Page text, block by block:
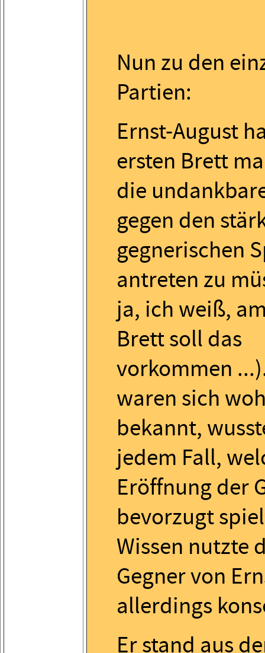
Nun zu den
Partien:
Ernst-August
ersten Brett
die
gegen den
gegnerischen
antreten zu
ja, ich weiß,
Brett soll das
vorkommen
waren sich
bekannt,
jedem Fall,
Eröffnung der
bevorzugt
Wissen nutzte
Gegner von
allerdings
Er stand aus